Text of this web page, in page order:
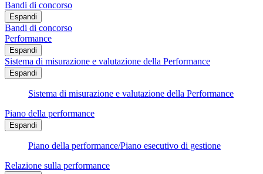
Bandi di concorso
Espandi
Bandi di concorso
Performance
Espandi
Sistema di misurazione e valutazione della Performance
Espandi
Sistema di misurazione e valutazione della Performance
Piano della performance
Espandi
Piano della performance/Piano esecutivo di gestione
Relazione sulla performance